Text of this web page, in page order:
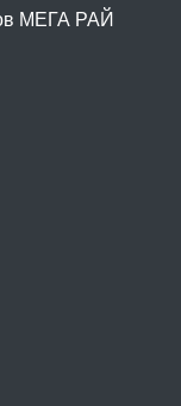
МЕГА РАЙ